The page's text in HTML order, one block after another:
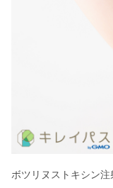
ボツリヌストキシン